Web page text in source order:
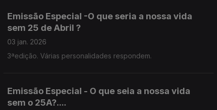
Emissão Especial -O que seria a nossa vida
sem 25 de Abril ?
03 jan. 2026
3ªedição. Várias personalidades respondem.
Emissão Especial - O que seia a nossa vida
sem o 25A?....